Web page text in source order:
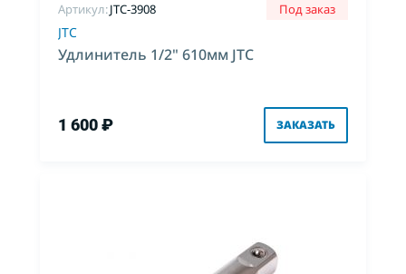
Артикул:JTC-3908 Под заказ
JTC
Удлинитель 1/2" 610мм JTC
1 600 ₽ ЗАКАЗАТЬ